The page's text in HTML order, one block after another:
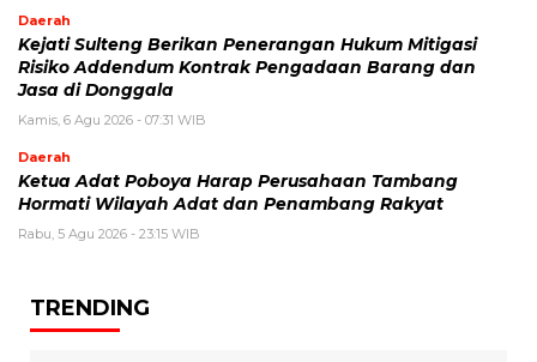
Daerah
Kejati Sulteng Berikan Penerangan Hukum Mitigasi
Risiko Addendum Kontrak Pengadaan Barang dan
Jasa di Donggala
Kamis, 6 Agu 2026 - 07:31 WIB
Daerah
Ketua Adat Poboya Harap Perusahaan Tambang
Hormati Wilayah Adat dan Penambang Rakyat
Rabu, 5 Agu 2026 - 23:15 WIB
TRENDING